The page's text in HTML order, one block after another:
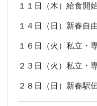
１１日（木）給食開
１４日（日）新春自
１６日（火）私立・
２３日（火）私立・
２８日（日）新春駅